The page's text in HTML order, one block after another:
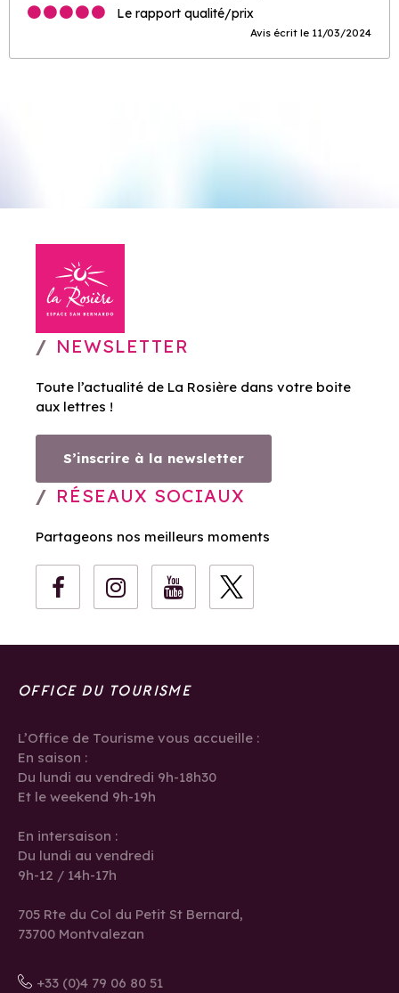
Le rapport qualité/prix
Avis écrit le 11/03/2024
NEWSLETTER
Toute l’actualité de La Rosière dans votre boite
aux lettres !
S’inscrire à la newsletter
RÉSEAUX SOCIAUX
Partageons nos meilleurs moments
OFFICE DU TOURISME
L’Office de Tourisme vous accueille :
En saison :
Du lundi au vendredi 9h-18h30
Et le weekend 9h-19h
En intersaison :
Du lundi au vendredi
9h-12 / 14h-17h
705 Rte du Col du Petit St Bernard,
73700 Montvalezan
+33 (0)4 79 06 80 51